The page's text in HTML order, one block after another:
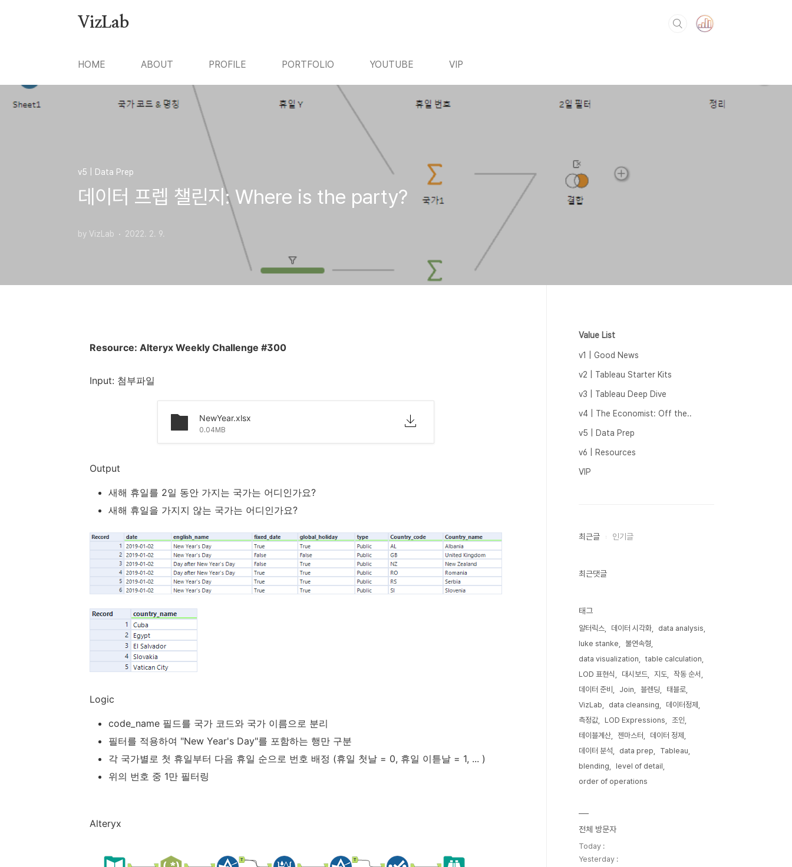
VizLab
HOME ABOUT PROFILE PORTFOLIO YOUTUBE VIP
v5 | Data Prep
데이터 프렙 챌린지: Where is the party?
by VizLab 2022. 2. 9.
Resource: Alteryx Weekly Challenge #300
Input: 첨부파일
NewYear.xlsx
0.04MB
Output
새해 휴일를 2일 동안 가지는 국가는 어디인가요?
새해 휴일을 가지지 않는 국가는 어디인가요?
Logic
code_name 필드를 국가 코드와 국가 이름으로 분리
필터를 적용하여 "New Year's Day"를 포함하는 행만 구분
각 국가별로 첫 휴일부터 다음 휴일 순으로 번호 배정 (휴일 첫날 = 0, 휴일 이튿날 = 1, ... )
위의 번호 중 1만 필터링
Alteryx
Value List
v1 | Good News
v2 | Tableau Starter Kits
v3 | Tableau Deep Dive
v4 | The Economist: Off the..
v5 | Data Prep
v6 | Resources
VIP
최근글 인기글
최근댓글
태그
알터릭스 데이터 시각화
data analysis
luke stanke
불연속형
data visualization
table calculation
LOD 표현식
대시보드 지도
작동 순서
데이터 준비
Join 블렌딩
태블로
VizLab
data cleansing
데이터정제
측정값
LOD Expressions
조인
테이블계산
젠마스터
데이터 정제
데이터 분석
data prep
Tableau
blending
level of detail
order of operations
전체 방문자
Today :
Yesterday :